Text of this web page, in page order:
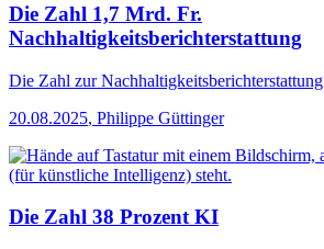
Die Zahl 1,7 Mrd. Fr.
Nachhaltigkeitsberichterstattung
Die Zahl zur Nachhaltigkeitsberichterstattung
20.08.2025, Philippe Güttinger
Die Zahl 38 Prozent KI